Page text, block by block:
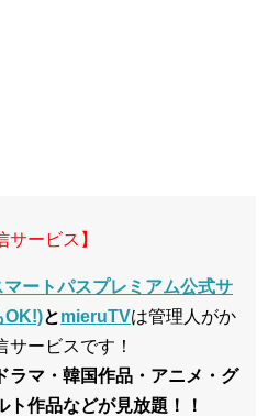
サービス】
ートパスプレミアム公式サ
OK!)とmieruTVは管理人がか
ービスです！
ラマ・韓国作品・アニメ・グ
作品などが見放題！！